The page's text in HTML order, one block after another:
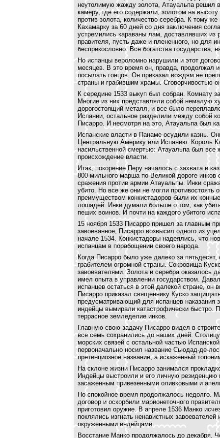
неутолимую жажду золота, Атауальпа решил
камеру, где его содержали, золотом на
против золота, количество серебра. К тому
Кахамарку за 60 дней со дня заключения
устремились караваны лам, доставлявших из
правителя, пусть даже и плененного, но для
беспрекословно. Все богатства
Но испанцы вероломно нарушили и этот
месяцев. В это время он, правда, продолжал
посылать гонцов. Он приказал вождям не
страны и грабившим храмы. Сговорчивостью
К середине 1533 выкуп был собран. Комнату
Многие из них представляли собой немалую
дорогостоящий металл, и все было
Испании, остальное разделили между собой
Писарро. И несмотря на это, Атауальпа был
Испанские власти в Панаме осудили казнь.
Центральную Америку или Испанию. Король
насильственной смертью: Атауальпа был все
происхождение власти.
Итак, покорение Перу началось с захвата и
800-мильного марша по Великой дороге
сражения против армии Атауальпы. Инки
убито. Но все же они не могли противостоять
преимуществом конкистадоров были их
лошадей. Инки думали больше о том, как
пеших воинов. И почти на каждого убитого
15 ноября 1533 Писарро пришел за главным
завоеванное, Писарро возвысил одного из
начале 1534. Конкистадоры надеялись, что
испанцам в порабощении своего народа.
Когда Писарро было уже далеко за
грабителем огромной страны. Сокровища
завоевателями. Золота и серебра оказалось
имел опыта в управлении государством.
испанцев остаться в этой далекой стране,
Писарро приказал священнику Куско
предусматривающий для испанцев наказания
индейцы вымирали катастрофически быстро.
террасное земледелие инков.
Главную свою задачу Писарро видел в
все семь сохранились до наших дней.
морских связей с остальной частью
первоначально носил название Сьюдад-де-
претенциозное название, а искаженный
На склоне жизни Писарро занимался
Индейцы выстроили и его личную
засаженным привезенными оливковыми и
Но спокойное время продолжалось недолго.
договор и оскорбили марионеточного
приготовил оружие. В апреле 1536 Манко
поклялись изгнать ненавистных
окруженными индейцами.
Восстание Манко продолжалось до декабря.